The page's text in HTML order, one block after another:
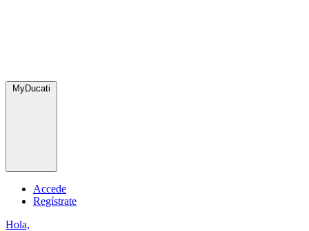
MyDucati
Accede
Regístrate
Hola,